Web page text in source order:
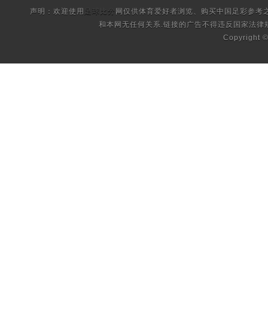
声明：欢迎使用 足球比分 网仅供体育爱好者浏览、购买中国足彩参
和本网无任何关系.链接的广告不得违反国家法律
Copyright